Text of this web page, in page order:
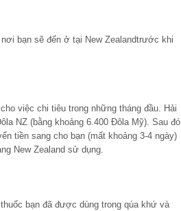
bạn sẽ đến ở tại New Zealandtrước khi
việc chi tiêu trong những tháng đầu. Hải
NZ (bằng khoảng 6.400 Đôla Mỹ). Sau đó
tiền sang cho bạn (mất khoảng 3-4 ngày)
New Zealand sử dụng.
bạn đã được dùng trong qúa khứ và